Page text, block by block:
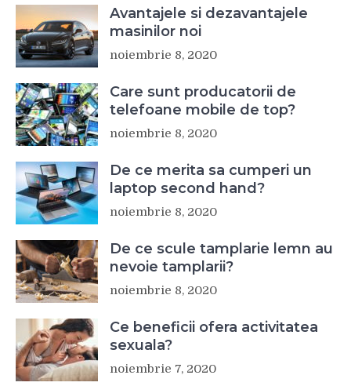
Avantajele si dezavantajele
masinilor noi
noiembrie 8, 2020
Care sunt producatorii de
telefoane mobile de top?
noiembrie 8, 2020
De ce merita sa cumperi un
laptop second hand?
noiembrie 8, 2020
De ce scule tamplarie lemn au
nevoie tamplarii?
noiembrie 8, 2020
Ce beneficii ofera activitatea
sexuala?
noiembrie 7, 2020